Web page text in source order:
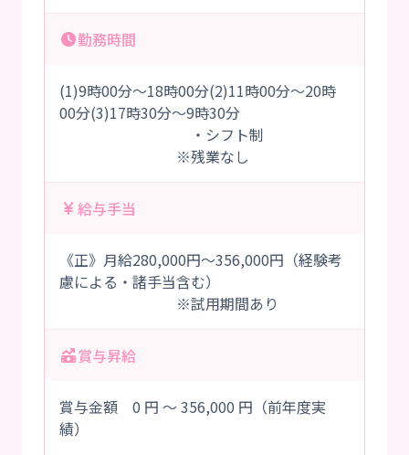
勤務時間
(1)9時00分～18時00分(2)11時00分～20時
00分(3)17時30分～9時30分
・シフト制
※残業なし
給与手当
《正》月給280,000円～356,000円（経験考
慮による・諸手当含む）
※試用期間あり
賞与昇給
賞与金額 0 円 ～ 356,000 円（前年度実
績）